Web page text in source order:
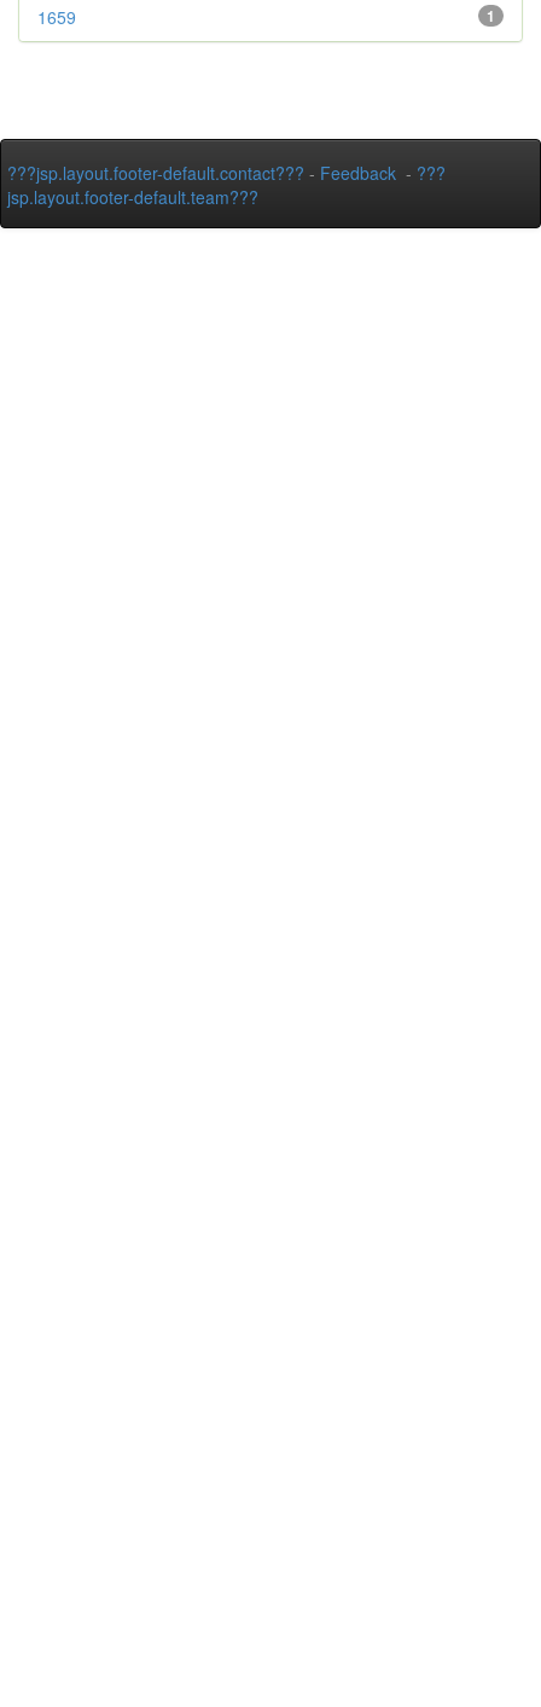
1
1659
???jsp.layout.footer-default.contact??? - Feedback - ???
jsp.layout.footer-default.team???